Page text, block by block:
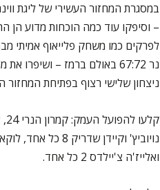
לפרקים כמו משחק פלייאוף אמיתי
ניצחון שלישי רצוף בפתיחת המחזור ה-11 ביום שישי, אז הם יארחו את עירוני נס
ואלייז'ה צ'יילדס 2 כל אחד.